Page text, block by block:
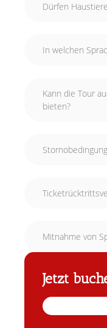
Dürfen
In welchen
Kann die Tour
bieten?
Mitnahme von
Jetzt